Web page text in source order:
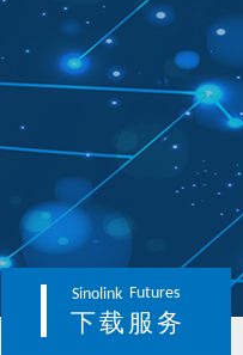
Sinolink Futures
下载服务